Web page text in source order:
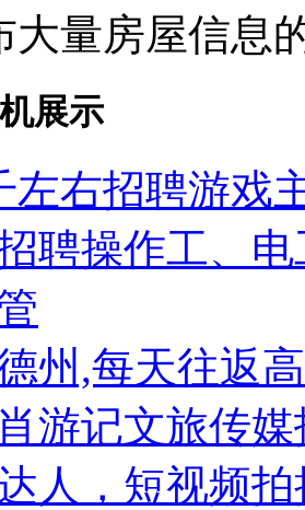
大量房屋信息
展示
左右招聘游戏
聘操作工、
州,每天往返
游记文旅传
人，短视频